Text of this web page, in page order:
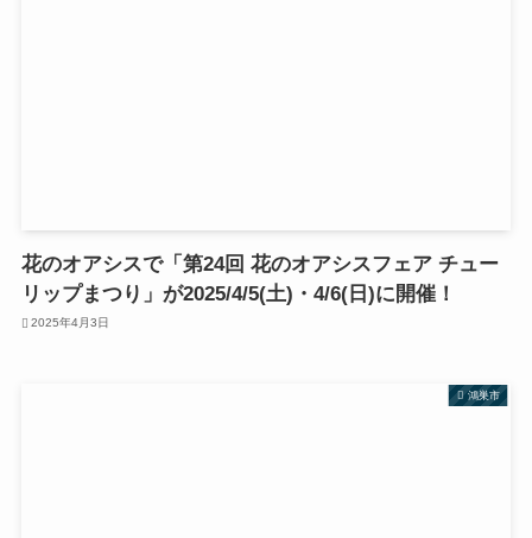
花のオアシスで「第24回 花のオアシスフェア チュー
リップまつり」が2025/4/5(土)・4/6(日)に開催！
2025年4月3日
鴻巣市